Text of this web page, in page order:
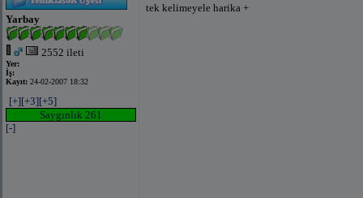
Yarbay
2552 ileti
Yer:
İş:
Kayıt: 24-02-2007 18:32
[+][+3][+5]
Saygınlık 261
[-]
tek kelimeyele harika +